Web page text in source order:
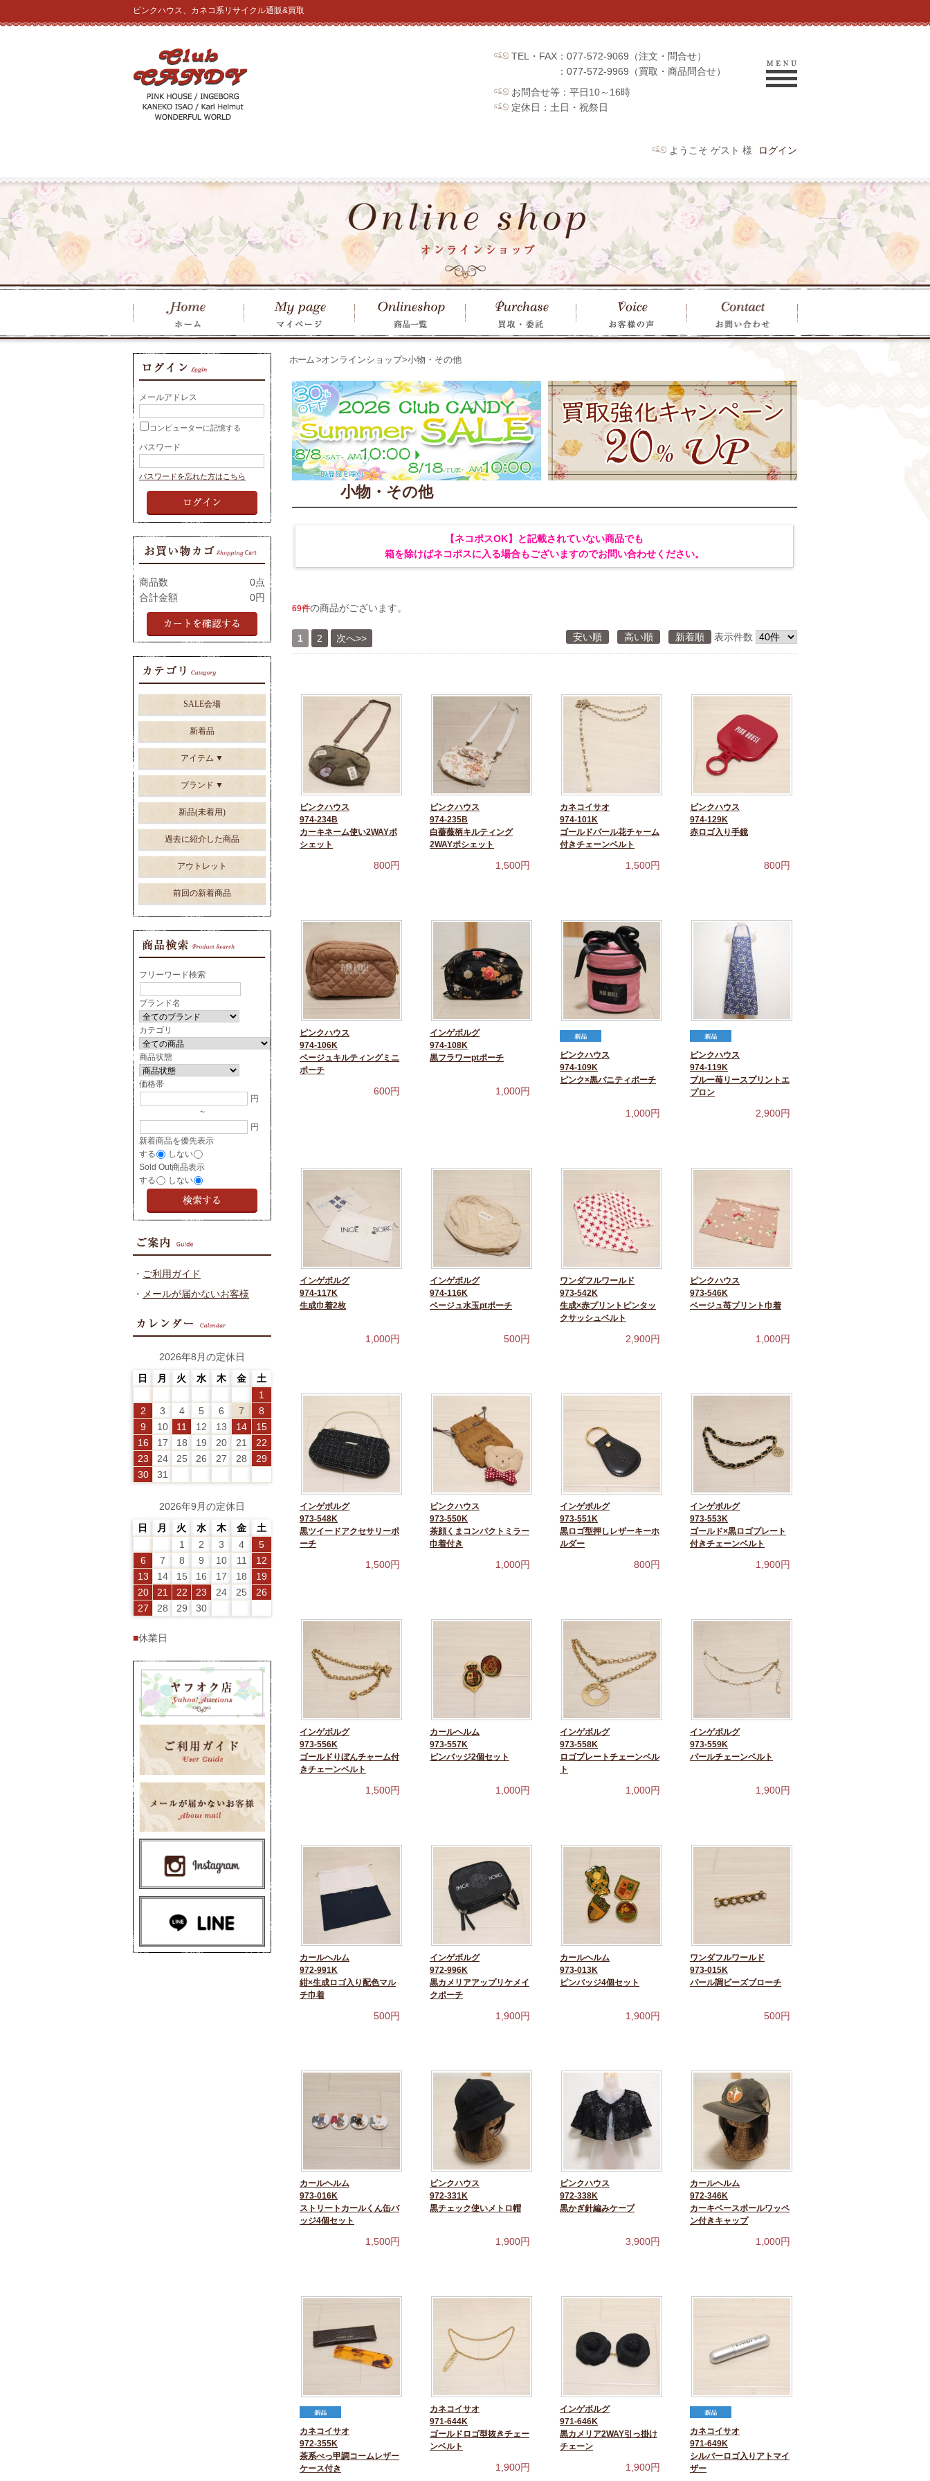
ピンクハウス、カネコ系リサイクル通販&買取
TEL・FAX：077-572-9069（注文・問合せ）
：077-572-9969（買取・商品問合せ）
お問合せ等：平日10～16時
定休日：土日・祝祭日
ようこそ ゲスト 様 ログイン
ホーム >オンラインショップ>小物・その他
小物・その他
【ネコポスOK】と記載されていない商品でも
箱を除けばネコポスに入る場合もございますのでお問い合わせください。
69件の商品がございます。
安い順 高い順 新着順 表示件数
1 2 次へ>>
ピンクハウス
974-234B
カーキネーム使い2WAYポ
シェット
800円
ピンクハウス
974-235B
白薔薇柄キルティング
2WAYポシェット
1,500円
カネコイサオ
974-101K
ゴールドパール花チャーム
付きチェーンベルト
1,500円
ピンクハウス
974-129K
赤ロゴ入り手鏡
800円
ピンクハウス
974-106K
ベージュキルティングミニ
ポーチ
600円
インゲボルグ
974-108K
黒フラワーptポーチ
1,000円
ピンクハウス
974-109K
ピンク×黒バニティポーチ
1,000円
ピンクハウス
974-119K
ブルー苺リースプリントエ
プロン
2,900円
インゲボルグ
974-117K
生成巾着2枚
1,000円
インゲボルグ
974-116K
ベージュ水玉ptポーチ
500円
ワンダフルワールド
973-542K
生成×赤プリントピンタッ
クサッシュベルト
2,900円
ピンクハウス
973-546K
ベージュ苺プリント巾着
1,000円
インゲボルグ
973-548K
黒ツイードアクセサリーポ
ーチ
1,500円
ピンクハウス
973-550K
茶顔くまコンパクトミラー
巾着付き
1,000円
インゲボルグ
973-551K
黒ロゴ型押しレザーキーホ
ルダー
800円
インゲボルグ
973-553K
ゴールド×黒ロゴプレート
付きチェーンベルト
1,900円
インゲボルグ
973-556K
ゴールドりぼんチャーム付
きチェーンベルト
1,500円
カールヘルム
973-557K
ピンバッジ2個セット
1,000円
インゲボルグ
973-558K
ロゴプレートチェーンベル
ト
1,000円
インゲボルグ
973-559K
パールチェーンベルト
1,900円
カールヘルム
972-991K
紺×生成ロゴ入り配色マル
チ巾着
500円
インゲボルグ
972-996K
黒カメリアアップリケメイ
クポーチ
1,900円
カールヘルム
973-013K
ピンバッジ4個セット
1,900円
ワンダフルワールド
973-015K
パール調ビーズブローチ
500円
カールヘルム
973-016K
ストリートカールくん缶バ
ッジ4個セット
1,500円
ピンクハウス
972-331K
黒チェック使いメトロ帽
1,900円
ピンクハウス
972-338K
黒かぎ針編みケープ
3,900円
カールヘルム
972-346K
カーキベースボールワッペ
ン付きキャップ
1,000円
カネコイサオ
972-355K
茶系べっ甲調コームレザー
ケース付き
カネコイサオ
971-644K
ゴールドロゴ型抜きチェー
ンベルト
1,900円
インゲボルグ
971-646K
黒カメリア2WAY引っ掛け
チェーン
1,900円
カネコイサオ
971-649K
シルバーロゴ入りアトマイ
ザー
メールアドレス
コンピューターに記憶する
パスワード
パスワードを忘れた方はこちら
商品数
0点
合計金額
0円
SALE会場
新着品
アイテム
ブランド
新品(未着用)
過去に紹介した商品
アウトレット
前回の新着商品
フリーワード検索
ブランド名
カテゴリ
商品状態
価格帯
円
~
円
新着商品を優先表示
する
しない
Sold Out商品表示
する
しない
・ ご利用ガイド
・ メールが届かないお客様
2026年8月の定休日
日
月 火 水 木 金
土
1
2
3 4 5 6 7
8
9
10 11 12 13 14
15
16
17 18 19 20 21
22
23
24 25 26 27 28
29
30
31
2026年9月の定休日
日
月 火 水 木 金
土
1
2 3 4
5
6
7 8 9 10 11
12
13
14 15 16 17 18
19
20
21 22 23 24 25
26
27
28 29 30
■休業日